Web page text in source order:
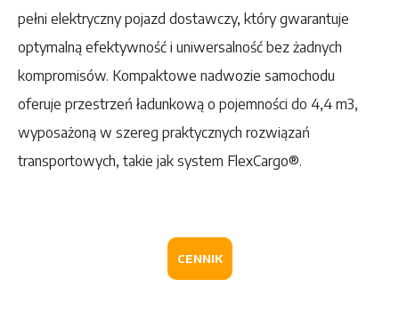
pełni elektryczny pojazd dostawczy, który gwarantuje
optymalną efektywność i uniwersalność bez żadnych
kompromisów. Kompaktowe nadwozie samochodu
oferuje przestrzeń ładunkową o pojemności do 4,4 m3,
wyposażoną w szereg praktycznych rozwiązań
transportowych, takie jak system FlexCargo®.
CENNIK